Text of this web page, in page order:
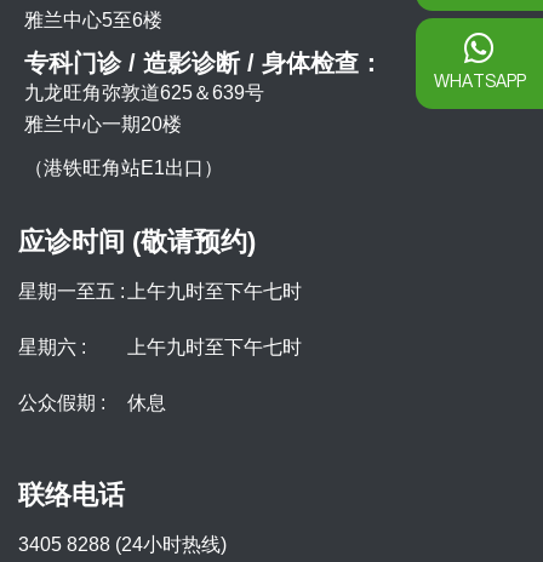
雅兰中心5至6楼
专科门诊 / 造影诊断 / 身体检查：
九龙旺角弥敦道625＆639号
雅兰中心一期20楼
（港铁旺角站E1出口）
应诊时间 (敬请预约)
星期一至五 : 上午九时至下午七时
星期六 : 上午九时至下午七时
公众假期 : 休息
联络电话
3405 8288 (24小时热线)
WHATSAPP